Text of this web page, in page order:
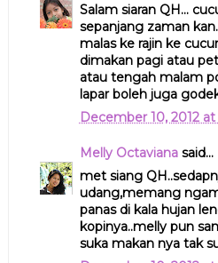
Salam siaran QH...
sepanjang zaman
malas ke rajin ke
dimakan pagi atau
atau tengah malam
lapar boleh juga
December 10, 2012 at
Melly Octavianasaid...
met siang
udang,memang
panas di kala hujan
kopinya..melly pun
suka makan nya tak